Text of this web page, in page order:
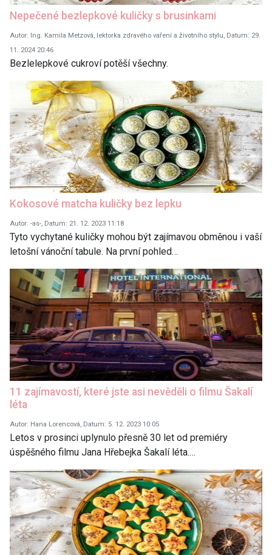
Nepečené bezlepkové kuličky s brusinkami
Autor: Ing. Kamila Metzová, lektorka zdravého vaření a životního stylu, Datum: 29.
11. 2024 20:46
Bezlelepkové cukroví potěší všechny.
Kokosové matcha kuličky bez lepku
Autor: -as-, Datum: 21. 12. 2023 11:18
Tyto vychytané kuličky mohou být zajímavou obměnou i vaší
letošní vánoční tabule. Na první pohled…
11 zajímavostí, které jste asi nevěděli o filmu Šakalí
léta
Autor: Hana Lorencová, Datum: 5. 12. 2023 10:05
Letos v prosinci uplynulo přesně 30 let od premiéry
úspěšného filmu Jana Hřebejka Šakalí léta.…